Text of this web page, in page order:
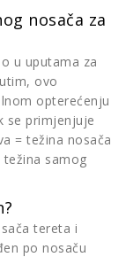
nosača za
u uputama za
ovo
opterećenju
se primjenjuje
= težina nosača
samog
tereta i
po nosaču